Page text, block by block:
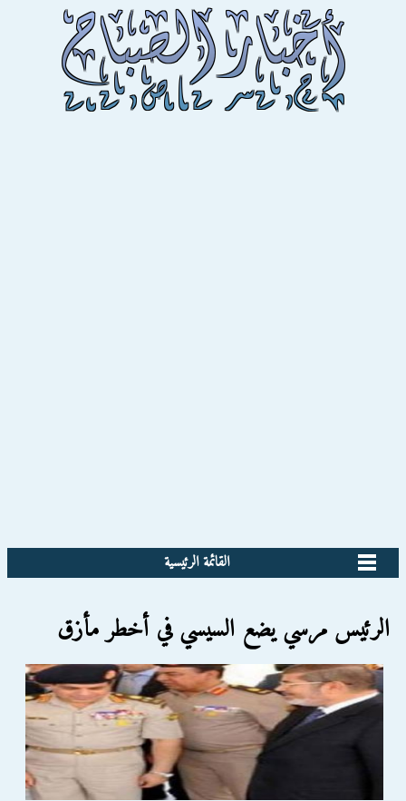
القائمة الرئيسية
الرئيس مرسي يضع السيسي في أخطر مأزق